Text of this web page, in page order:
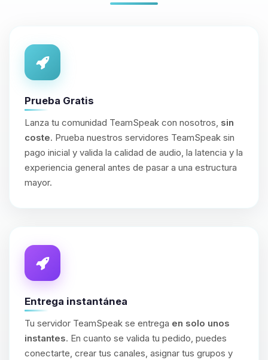
Prueba Gratis
Lanza tu comunidad TeamSpeak con nosotros, sin
coste. Prueba nuestros servidores TeamSpeak sin
pago inicial y valida la calidad de audio, la latencia y la
experiencia general antes de pasar a una estructura
mayor.
Entrega instantánea
Tu servidor TeamSpeak se entrega en solo unos
instantes. En cuanto se valida tu pedido, puedes
conectarte, crear tus canales, asignar tus grupos y